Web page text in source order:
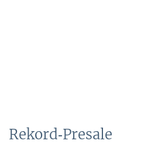
Rekord‑Presale